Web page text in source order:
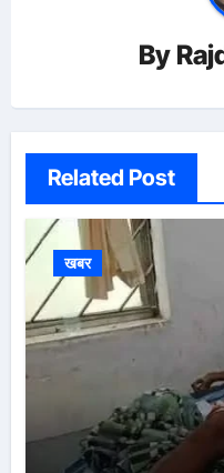
By
Related Post
खबर